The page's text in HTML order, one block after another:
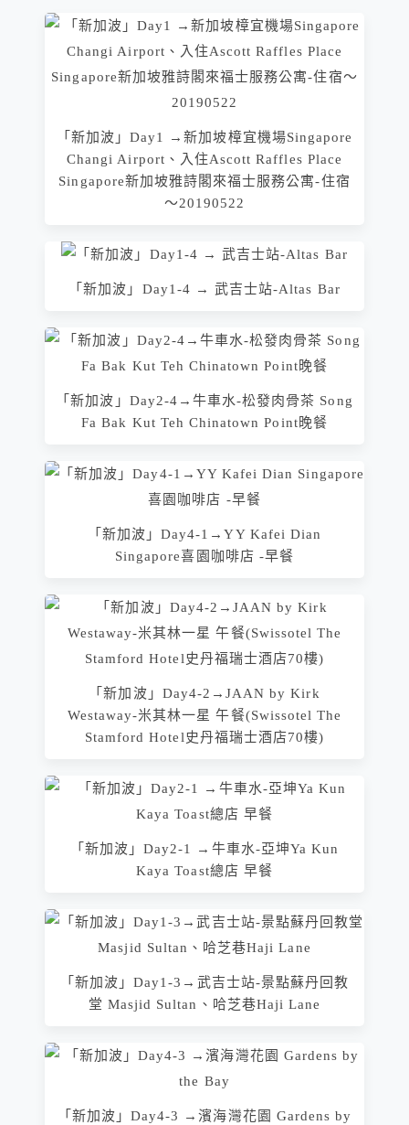
「新加波」Day1 →新加坡樟宜機場Singapore
Changi Airport、入住Ascott Raffles Place
Singapore新加坡雅詩閣來福士服務公寓-住宿
～20190522
「新加波」Day1-4 → 武吉士站-Altas Bar
「新加波」Day2-4→牛車水-松發肉骨茶 Song
Fa Bak Kut Teh Chinatown Point晚餐
「新加波」Day4-1→YY Kafei Dian
Singapore喜園咖啡店 -早餐
「新加波」Day4-2→JAAN by Kirk
Westaway-米其林一星 午餐(Swissotel The
Stamford Hotel史丹福瑞士酒店70樓)
「新加波」Day2-1 →牛車水-亞坤Ya Kun
Kaya Toast總店 早餐
「新加波」Day1-3→武吉士站-景點蘇丹回教
堂 Masjid Sultan、哈芝巷Haji Lane
「新加波」Day4-3 →濱海灣花園 Gardens by